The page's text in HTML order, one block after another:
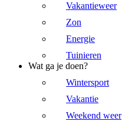
Vakantieweer
Zon
Energie
Tuinieren
Wat ga je doen?
Wintersport
Vakantie
Weekend weer